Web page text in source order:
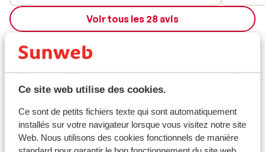
Ce site web utilise des cookies.
Ce sont de petits fichiers texte qui sont automatiquement
installés sur votre navigateur lorsque vous visitez notre site
Web. Nous utilisons des cookies fonctionnels de manière
met de skibus die maar om de 40 min reed.
Dit wat niet duidelijk bij boeking want
anders hadden wij hier niet geboekt.
Voir tous les 28 avis
Afficher sur la carte